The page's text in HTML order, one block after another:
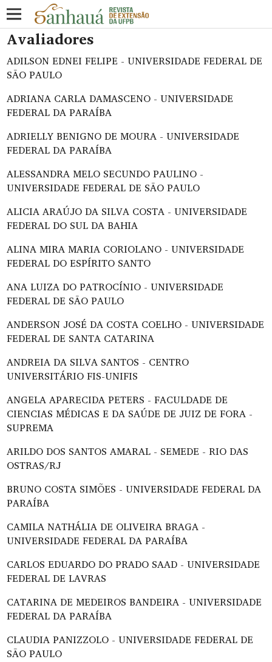
Avaliadores
ADILSON EDNEI FELIPE - UNIVERSIDADE FEDERAL DE
SÃO PAULO
ADRIANA CARLA DAMASCENO - UNIVERSIDADE
FEDERAL DA PARAÍBA
ADRIELLY BENIGNO DE MOURA - UNIVERSIDADE
FEDERAL DA PARAÍBA
ALESSANDRA MELO SECUNDO PAULINO -
UNIVERSIDADE FEDERAL DE SÃO PAULO
ALICIA ARAÚJO DA SILVA COSTA - UNIVERSIDADE
FEDERAL DO SUL DA BAHIA
ALINA MIRA MARIA CORIOLANO - UNIVERSIDADE
FEDERAL DO ESPÍRITO SANTO
ANA LUIZA DO PATROCÍNIO - UNIVERSIDADE
FEDERAL DE SÃO PAULO
ANDERSON JOSÉ DA COSTA COELHO - UNIVERSIDADE
FEDERAL DE SANTA CATARINA
ANDREIA DA SILVA SANTOS - CENTRO
UNIVERSITÁRIO FIS-UNIFIS
ANGELA APARECIDA PETERS - FACULDADE DE
CIENCIAS MÉDICAS E DA SAÚDE DE JUIZ DE FORA -
SUPREMA
ARILDO DOS SANTOS AMARAL - SEMEDE - RIO DAS
OSTRAS/RJ
BRUNO COSTA SIMÕES - UNIVERSIDADE FEDERAL DA
PARAÍBA
CAMILA NATHÁLIA DE OLIVEIRA BRAGA -
UNIVERSIDADE FEDERAL DA PARAÍBA
CARLOS EDUARDO DO PRADO SAAD - UNIVERSIDADE
FEDERAL DE LAVRAS
CATARINA DE MEDEIROS BANDEIRA - UNIVERSIDADE
FEDERAL DA PARAÍBA
CLAUDIA PANIZZOLO - UNIVERSIDADE FEDERAL DE
SÃO PAULO